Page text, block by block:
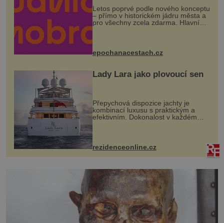
Letos poprvé podle nového konceptu
– přímo v historickém jádru města a
pro všechny zcela zdarma. Hlavní
program se odehraje na Karlově a
mohou těšit na víno, burčák, pes...
epochanacestach.cz
Lady Lara jako plovoucí sen
Přepychová dispozice jachty je
kombinací luxusu s praktickým a
efektivním. Dokonalost v každém
detailu představuje značka Fendi
Casa, kterou byly vybaveny její
paluby. Monacký přístav nabízí
každoročn...
rezidenceonline.cz